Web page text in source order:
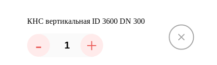
КНС вертикальная ID 3600 DN 300
- +